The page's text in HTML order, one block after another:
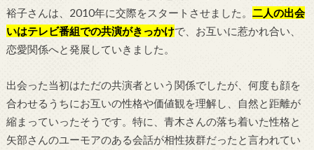
裕子さんは、2010年に交際をスタートさせました。 二人の出会
いはテレビ番組での共演がきっかけで、お互いに惹かれ合い、
恋愛関係へと発展していきました。
出会った当初はただの共演者という関係でしたが、何度も顔を
合わせるうちにお互いの性格や価値観を理解し、自然と距離が
縮まっていったそうです。特に、青木さんの落ち着いた性格と
矢部さんのユーモアのある会話が相性抜群だったと言われてい